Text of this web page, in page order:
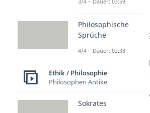
Kindheit, den du
verfolgst?
Was bedeutet
Was motiviert
Zeiten
Was ist ein Ziel,
erreichen
wirst?
Philosophische
Sprüche
4/4 – Dauer: 02:38
Ethik / Philosophie
Philosophen Antike
Sokrates